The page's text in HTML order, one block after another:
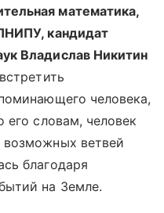
математика,
кандидат
Владислав Никитин
человека,
его словам, человек
ветвей
благодаря
на Земле.